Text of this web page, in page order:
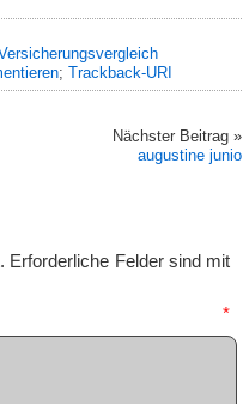
; Trackback-URI
Nächster Beitrag »
augustine junio
Erforderliche Felder sind mit
*